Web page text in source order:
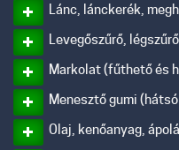
Lánc, lánckerék,
Levegőszűrő, légszűrő
Markolat (fűthető és
Menesztő gumi
Olaj, kenőanyag,